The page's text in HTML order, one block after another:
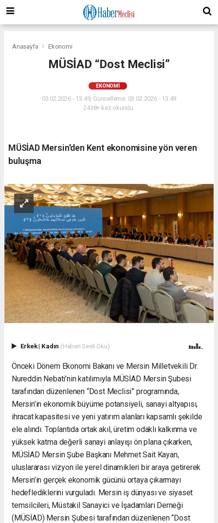
Anasayfa Ekonomi
MÜSİAD “Dost Meclisi”
EKONOMI
03.02.2026 - 13:49, Güncelleme: 03.02.2026 - 13:49
2438+ kez okundu.
MÜSİAD Mersin'den Kent ekonomisine yön veren
buluşma
Erkek| Kadın (Haberi Sesli Oku)
Önceki Dönem Ekonomi Bakanı ve Mersin Milletvekili Dr.
Nureddin Nebati’nin katılımıyla MÜSİAD Mersin Şubesi
tarafından düzenlenen “Dost Meclisi” programında,
Mersin’in ekonomik büyüme potansiyeli, sanayi altyapısı,
ihracat kapasitesi ve yeni yatırım alanları kapsamlı şekilde
ele alındı. Toplantıda ortak akıl, üretim odaklı kalkınma ve
yüksek katma değerli sanayi anlayışı ön plana çıkarken,
MÜSİAD Mersin Şube Başkanı Mehmet Sait Kayan,
uluslararası vizyon ile yerel dinamikleri bir araya getirerek
Mersin’in gerçek ekonomik gücünü ortaya çıkarmayı
hedeflediklerini vurguladı. Mersin iş dünyası ve siyaset
temsilcileri, Müstakil Sanayici ve İşadamları Derneği
(MÜSİAD) Mersin Şubesi tarafından düzenlenen “Dost